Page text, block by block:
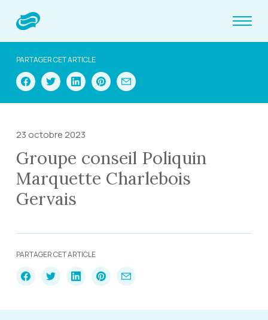
PARTAGER CET ARTICLE
23 octobre 2023
Groupe conseil Poliquin
Marquette Charlebois
Gervais
PARTAGER CET ARTICLE